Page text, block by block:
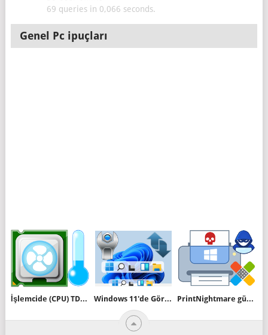
69 queries in 0,066 seconds.
Genel Pc ipuçları
İşlemcide (CPU) TDP kavramı nedir nasıl ölçülür Windows 11'de Görev Çubuğu Simge boyutunu değiştir PrintNightmare güvenlik Açığı nedir ve nasıl engellenir